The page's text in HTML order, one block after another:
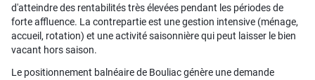
d'atteindre des rentabilités très élevées pendant les périodes de
forte affluence. La contrepartie est une gestion intensive (ménage,
accueil, rotation) et une activité saisonnière qui peut laisser le bien
vacant hors saison.
Le positionnement balnéaire de Bouliac génère une demande